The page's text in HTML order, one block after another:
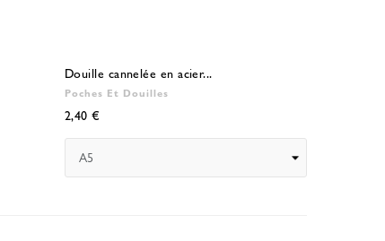
Douille cannelée en acier...
Poches Et Douilles
2,40 €